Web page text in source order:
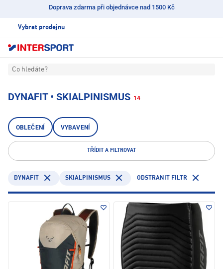
Doprava zdarma při objednávce nad 1500 Kč
Vybrat prodejnu
Co hledáte?
DYNAFIT • SKIALPINISMUS 14
OBLEČENÍ VYBAVENÍ
TŘÍDIT A FILTROVAT
DYNAFIT SKIALPINISMUS ODSTRANIT FILTR